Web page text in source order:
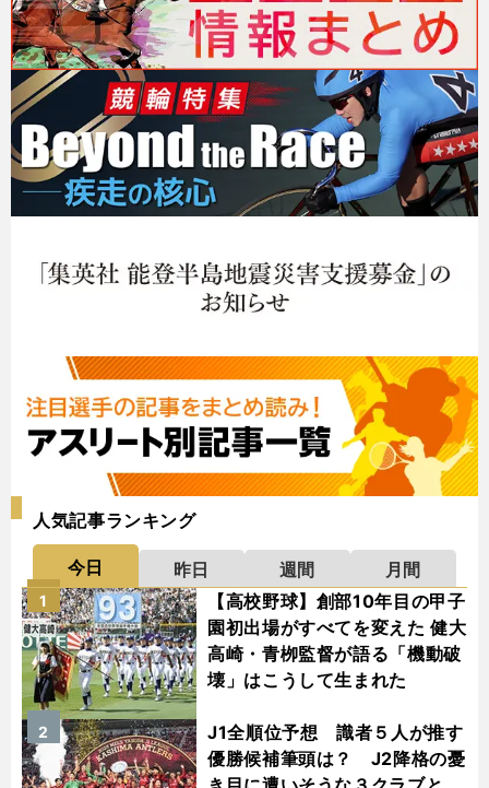
人気記事ランキング
今日 昨日 週間
月間
【高校野球】創部10年目の甲子
園初出場がすべてを変えた 健大
高崎・青栁監督が語る「機動破
壊」はこうして生まれた
1
J1全順位予想 識者５人が推す
優勝候補筆頭は？ J2降格の憂
2